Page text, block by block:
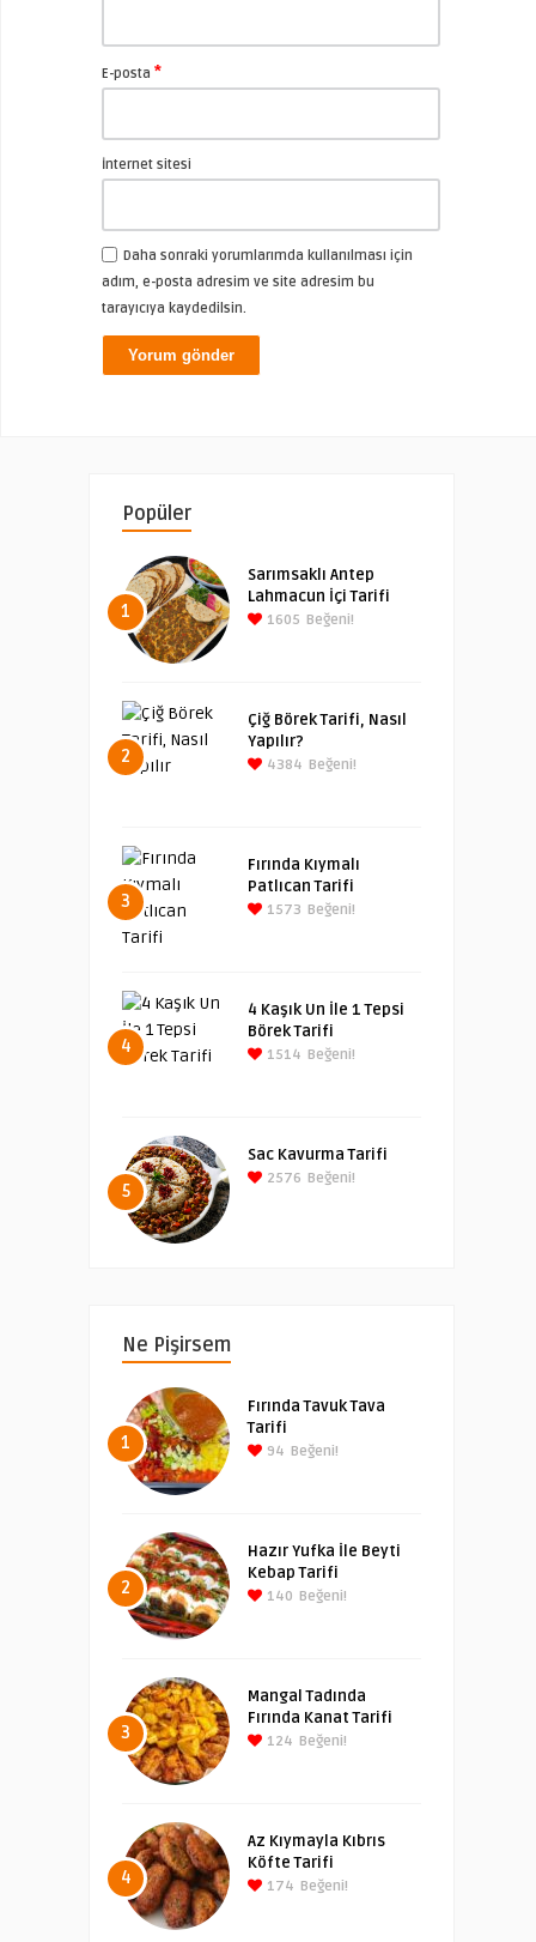
E-posta *
İnternet sitesi
Daha sonraki yorumlarımda kullanılması için
adım, e-posta adresim ve site adresim bu
tarayıcıya kaydedilsin.
Popüler
1
Sarımsaklı Antep
Lahmacun İçi Tarifi
1605 Beğeni!
2
Çiğ Börek Tarifi, Nasıl
Yapılır?
4384 Beğeni!
3
Fırında Kıymalı
Patlıcan Tarifi
1573 Beğeni!
4
4 Kaşık Un İle 1 Tepsi
Börek Tarifi
1514 Beğeni!
5
Sac Kavurma Tarifi
2576 Beğeni!
Ne Pişirsem
1
Fırında Tavuk Tava
Tarifi
94 Beğeni!
2
Hazır Yufka İle Beyti
Kebap Tarifi
140 Beğeni!
3
Mangal Tadında
Fırında Kanat Tarifi
124 Beğeni!
4
Az Kıymayla Kıbrıs
Köfte Tarifi
174 Beğeni!